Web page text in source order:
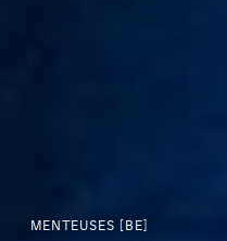
MENTEUSES [BE]